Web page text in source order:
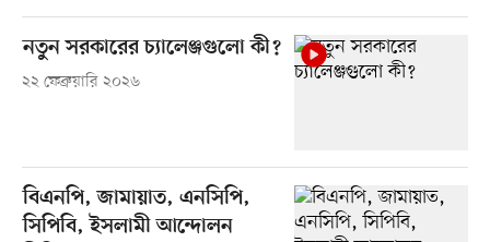
নতুন সরকারের চ্যালেঞ্জগুলো কী?
২২ ফেব্রুয়ারি ২০২৬
বিএনপি, জামায়াত, এনসিপি,
সিপিবি, ইসলামী আন্দোলন